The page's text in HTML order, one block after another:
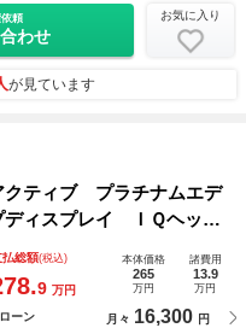
頼
わせ
お気に入り
が見ています
ティブ プラチナムエデ
ィスプレイ ＩＱヘッド
ジアシストシステム デ
グ スマートキー ダイナ
ト
払総額(税込)
9 万円
本体価格
265
万円
諸費用
13.9
万円
ーン 月々 16,300 円